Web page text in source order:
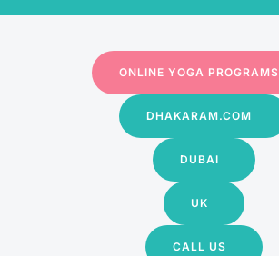
ONLINE YOGA PROGRAMS
DHAKARAM.COM
DUBAI
UK
CALL US